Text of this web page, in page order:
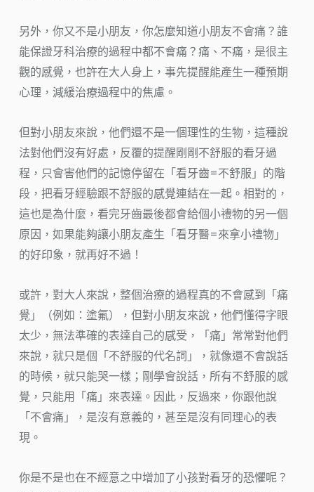
另外，你又不是小朋友，你怎麼知道小朋友不會痛？誰
能保證牙科治療的過程中都不會痛？痛、不痛，是很主
觀的感覺，也許在大人身上，事先提醒能產生一種預期
心理，減緩治療過程中的焦慮。
但對小朋友來說，他們還不是一個理性的生物，這種說
法對他們沒有好處，反覆的提醒剛剛不舒服的看牙過
程，只會害他們的記憶停留在「看牙齒=不舒服」的階
段，把看牙經驗跟不舒服的感覺連結在一起。相對的，
這也是為什麼，看完牙齒最後都會給個小禮物的另一個
原因，如果能夠讓小朋友產生「看牙醫=來拿小禮物」
的好印象，就再好不過！
或許，對大人來說，整個治療的過程真的不會感到「痛
覺」（例如：塗氟），但對小朋友來說，他們懂得字眼
太少，無法準確的表達自己的感受，「痛」常常對他們
來說，就只是個「不舒服的代名詞」，就像還不會說話
的時候，就只能哭一樣；剛學會說話，所有不舒服的感
覺，只能用「痛」來表達。因此，反過來，你跟他說
「不會痛」，是沒有意義的，甚至是沒有同理心的表
現。
你是不是也在不經意之中增加了小孩對看牙的恐懼呢？